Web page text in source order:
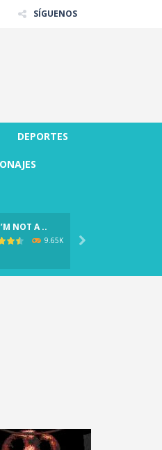
SÍGUENOS
DEPORTES
NOT A ..
9.65K 